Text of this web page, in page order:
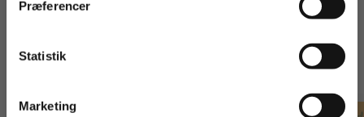
Præferencer
Statistik
Marketing
Andre har også købt